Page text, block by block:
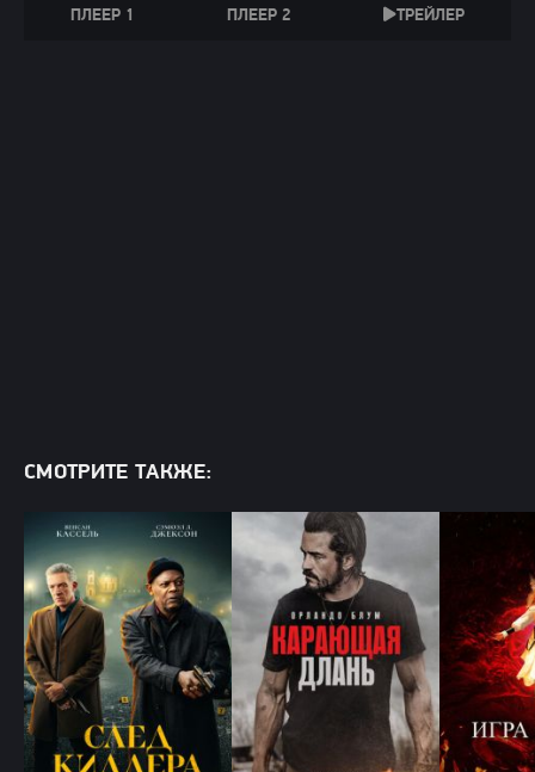
ПЛЕЕР 1 ПЛЕЕР 2 ТРЕЙЛЕР
СМОТРИТЕ ТАКЖЕ: